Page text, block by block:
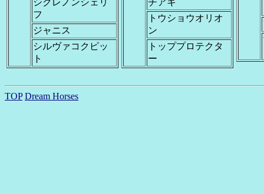
シクレノンシェリ
フ
ジャニス
シルヴァコクピッ
ト
チアキ
トウショウオリオ
ン
トッププロテクタ
ー
TOP Dream Horses